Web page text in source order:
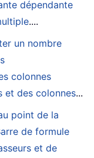
dépendante
....
un nombre
colonnes
et des colonnes...
point de la
de formule
et de